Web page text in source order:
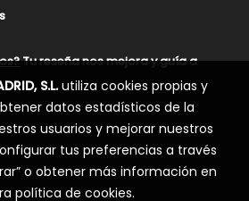
Tu reseña nos mejora y guía a
S.L.utiliza cookies propias y
datos estadísticos de la
usuarios y mejorar nuestros
tus preferencias a través
o obtener más información en
política de cookies.